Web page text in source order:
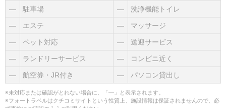
― 駐車場 ― 洗浄機能トイレ
― エステ ― マッサージ
― ペット対応 ― 送迎サービス
― ランドリーサービス ― コンビニ近く
― 航空券・JR付き ― パソコン貸出し
※未対応または確認がとれない場合に、「―」と表示されます。
※フォートラベルはクチコミサイトという性質上、施設情報は保証されませんので、必